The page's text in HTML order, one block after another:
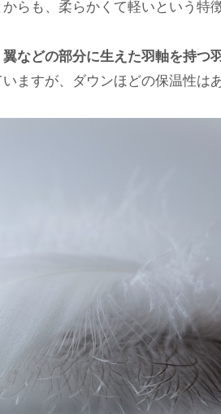
らも、柔らかくて軽いという特
などの部分に生えた羽軸を持つ羽
ますが、ダウンほどの保温性は